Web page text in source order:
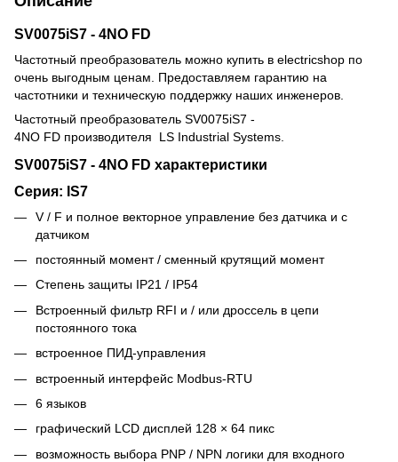
SV0075iS7 - 4NO FD
Частотный преобразователь можно купить в electricshop по
очень выгодным ценам. Предоставляем гарантию на
частотники и техническую поддержку наших инженеров.
Частотный преобразователь SV0075iS7 -
4NO FD производителя LS Industrial Systems.
SV0075iS7 - 4NO FD характеристики
Серия: IS7
V / F и полное векторное управление без датчика и с
датчиком
постоянный момент / сменный крутящий момент
Степень защиты IP21 / IP54
Встроенный фильтр RFI и / или дроссель в цепи
постоянного тока
встроенное ПИД-управления
встроенный интерфейс Modbus-RTU
6 языков
графический LCD дисплей 128 × 64 пикс
возможность выбора PNP / NPN логики для входного